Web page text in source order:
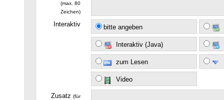
(max. 80
Zeichen)
Interaktiv bitte angeben
Interaktiv (Java)
zum Lesen
Video
Zusatz (für